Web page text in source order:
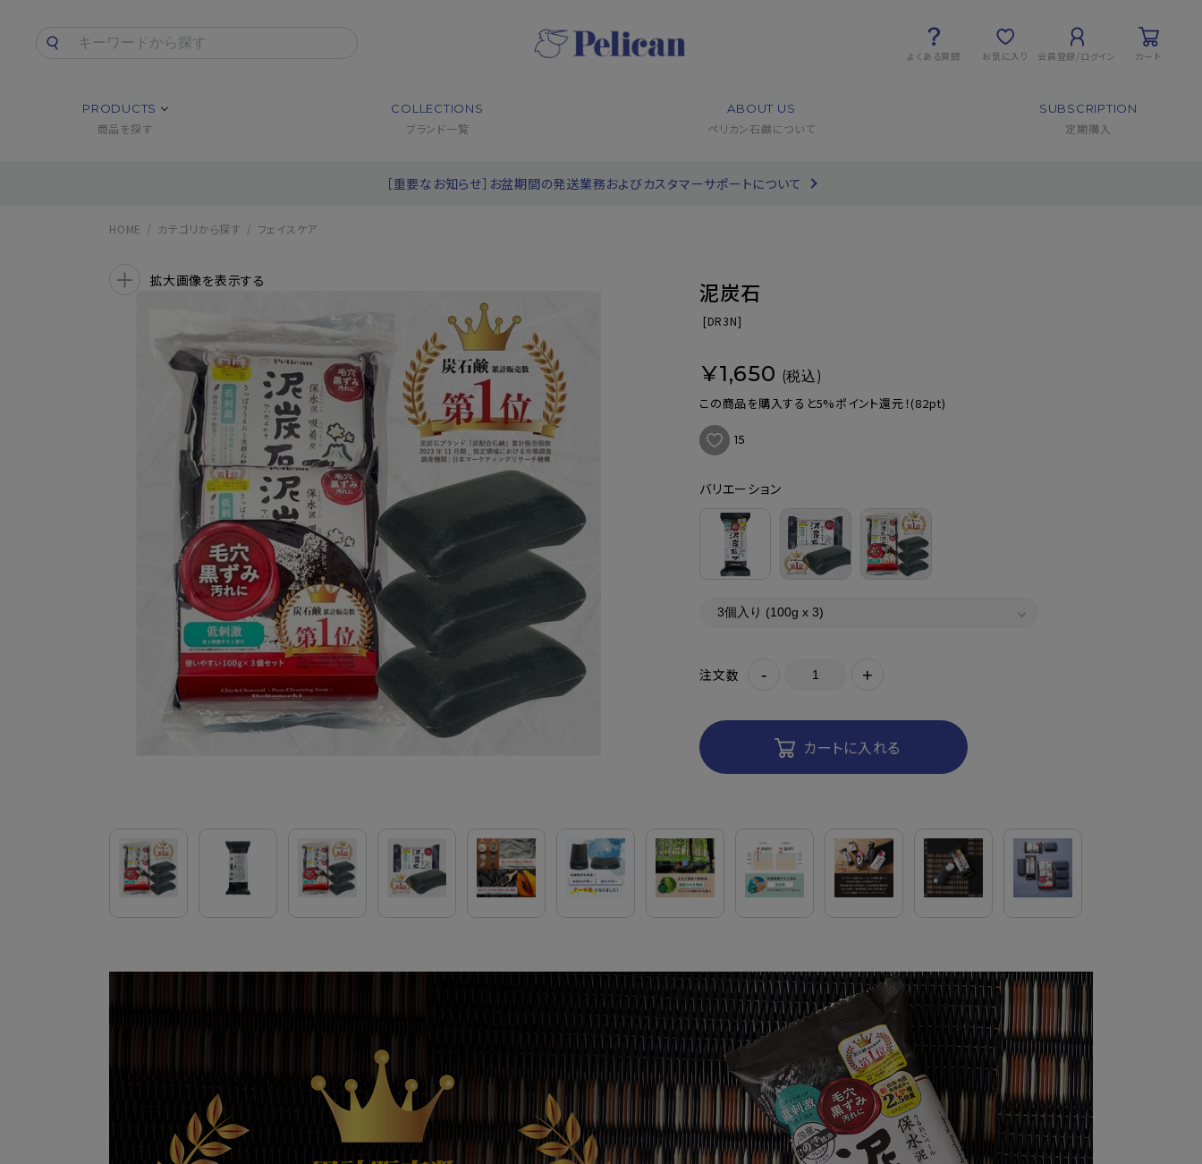
よくある質問 お気に入り 会員登録/ログイン カート
PRODUCTS
商品を探す
COLLECTIONS
ブランド一覧
ABOUT US
ペリカン石鹸について
SUBSCRIPTION
定期購入
［重要なお知らせ］お盆期間の発送業務およびカスタマーサポートについて
HOME カテゴリから探す フェイスケア
拡大画像を表示する 泥炭石
[DR3N]
¥1,650 (税込)
この商品を購入すると5%ポイント還元！(82pt)
15
バリエーション
注文数 - +
カートに入れる